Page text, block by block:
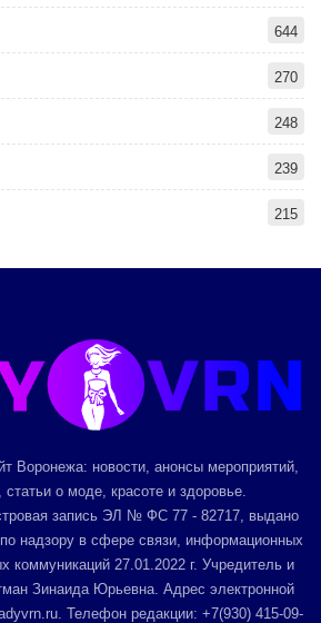
644
270
248
239
215
Воронежа: новости, анонсы мероприятий,
статьи о моде, красоте и здоровье.
запись ЭЛ № ФС 77 - 82717, выдано
надзору в сфере связи, информационных
коммуникаций 27.01.2022 г. Учредитель и
Зинаида Юрьевна. Адрес электронной
Телефон редакции: +7(930) 415-09-